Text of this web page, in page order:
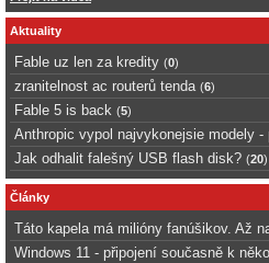
Aktuality
Fable uz len za kredity (0)
zranitelnost ac routerů tenda (6)
Fable 5 is back (5)
Anthropic vypol najvykonejsie modely -
Jak odhalit falešný USB flash disk? (20)
Články
Táto kapela má milióny fanúšikov. Až
Windows 11 - připojení současně k